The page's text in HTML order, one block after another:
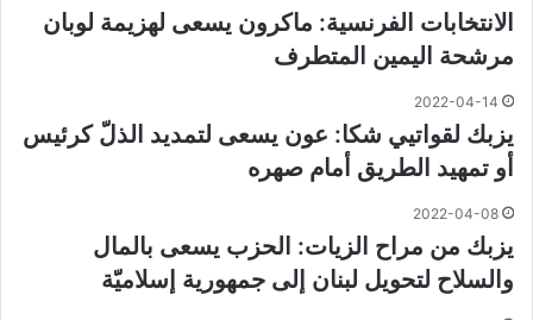
الانتخابات الفرنسية: ماكرون يسعى لهزيمة لوبان
مرشحة اليمين المتطرف
2022-04-14
يزبك لقواتيي شكا: عون يسعى لتمديد الذلّ كرئيس
أو تمهيد الطريق أمام صهره
2022-04-08
يزبك من مراح الزيات: الحزب يسعى بالمال
والسلاح لتحويل لبنان إلى جمهورية إسلاميّة